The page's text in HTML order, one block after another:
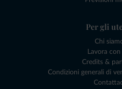
Per gli
Chi
Lavora con
Credits &
Condizioni generali di